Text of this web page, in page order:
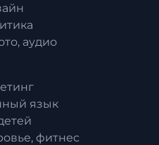
аудио
язык
фитнес